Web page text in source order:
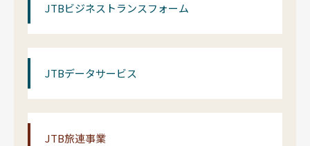
JTBビジネストランスフォーム
JTBデータサービス
JTB旅連事業